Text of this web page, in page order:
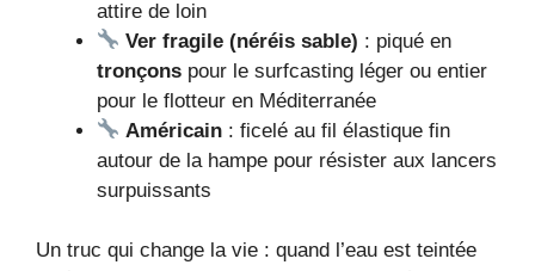
attire de loin
Ver fragile (néréis sable) : piqué en
tronçons pour le surfcasting léger ou entier
pour le flotteur en Méditerranée
Américain : ficelé au fil élastique fin
autour de la hampe pour résister aux lancers
surpuissants
Un truc qui change la vie : quand l’eau est teintée